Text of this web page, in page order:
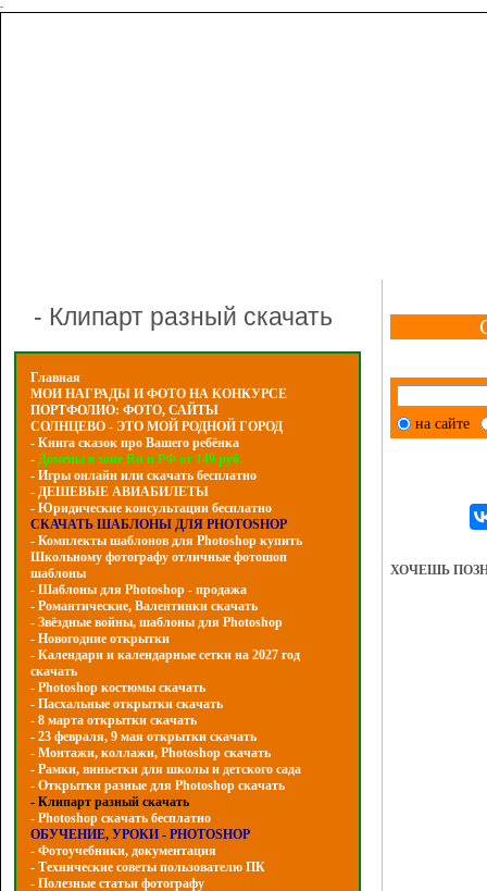
-
- Клипарт разный скачать
Главная
МОИ НАГРАДЫ И ФОТО НА КОНКУРСЕ
ПОРТФОЛИО: ФОТО, САЙТЫ
СОЛНЦЕВО - ЭТО МОЙ РОДНОЙ ГОРОД
- Книга сказок про Вашего ребёнка
- Домены в зоне Ru и РФ от 149 руб.
- Игры онлайн или скачать бесплатно
- ДЕШЕВЫЕ АВИАБИЛЕТЫ
- Юридические консультации бесплатно
СКАЧАТЬ ШАБЛОНЫ ДЛЯ PHOTOSHOP
- Комплекты шаблонов для Photoshop купить
Школьному фотографу отличные фотошоп
шаблоны
- Шаблоны для Photoshop - продажа
- Романтические, Валентинки скачать
- Звёздные войны, шаблоны для Photoshop
- Hовогодние открытки
- Календари и календарные сетки на 2027 год
скачать
- Photoshop костюмы скачать
- Пасхальные открытки скачать
- 8 марта открытки скачать
- 23 февраля, 9 мая открытки скачать
- Монтажи, коллажи, Photoshop скачать
- Рамки, виньетки для школы и детского сада
- Открытки разные для Photoshop скачать
- Клипарт разный скачать
- Photoshop скачать бесплатно
ОБУЧЕНИЕ, УРОКИ - PHOTOSHOP
- Фотоучебники, документация
- Технические советы пользователю ПК
- Полезные статьи фотографу
на сайте
ХОЧЕШЬ